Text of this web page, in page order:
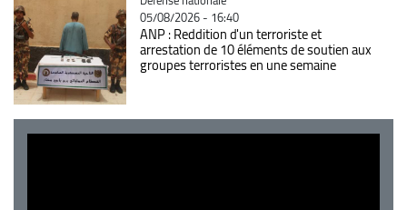
05/08/2026 - 16:40
ANP : Reddition d'un terroriste et
arrestation de 10 éléments de soutien aux
groupes terroristes en une semaine